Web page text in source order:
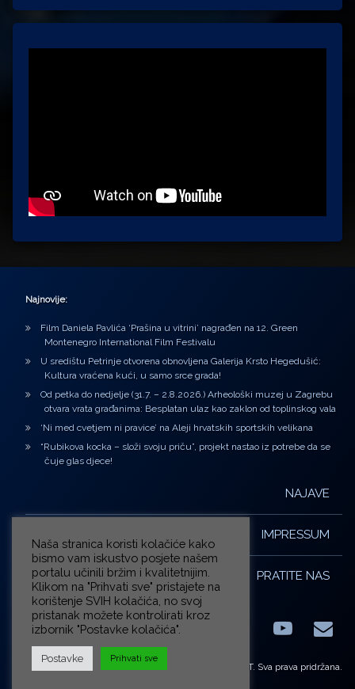
Najnovije:
Film Daniela Pavlića ‘Prašina u vitrini’ nagrađen na 12. Green
Montenegro International Film Festivalu
U središtu Petrinje otvorena obnovljena Galerija Krsto Hegedušić:
Kultura vraćena kući, u samo srce grada!
Od petka do nedjelje (31.7. – 2.8.2026.) Arheološki muzej u Zagrebu
otvara vrata građanima: Besplatan ulaz kao zaklon od toplinskog vala
‘Ni med cvetjem ni pravice’ na Aleji hrvatskih sportskih velikana
“Rubikova kocka – složi svoju priču”, projekt nastao iz potrebe da se
čuje glas djece!
NAJAVE
IMPRESSUM
PRATITE NAS
FacebookLinkedIn E-
© ZG-KULT. Sva prava pridržana.
Naša stranica koristi kolačiće kako
bismo vam iskustvo posjete našem
portalu učinili bržim i kvalitetnijim.
Klikom na "Prihvati sve" pristajete na
korištenje SVIH kolačića, no svoj
pristanak možete kontrolirati kroz
izbornik "Postavke kolačića".
Postavke Prihvati sve